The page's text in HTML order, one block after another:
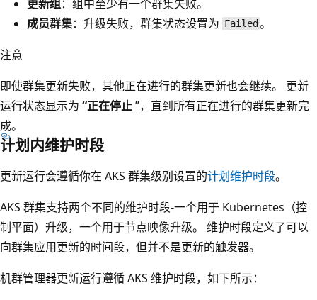
更新组：组中至少有一个群集失败。
成员群集：升级失败，群集状态设置为 Failed 。
注意
即使群集更新失败，其他正在进行的群集更新也会继续。 更新
运行状态显示为 “正在停止”，直到所有正在进行的群集更新完
成。
计划内维护时段
更新运行会遵循你在 AKS 群集级别设置的计划维护时段。
AKS 群集支持两个不同的维护时段-一个用于 Kubernetes（控
制平面）升级，一个用于节点映像升级。 维护时段定义了可以
向群集应用更新的时间段，但并不是更新的触发器。
机群管理器更新运行遵循 AKS 维护时段，如下所示：